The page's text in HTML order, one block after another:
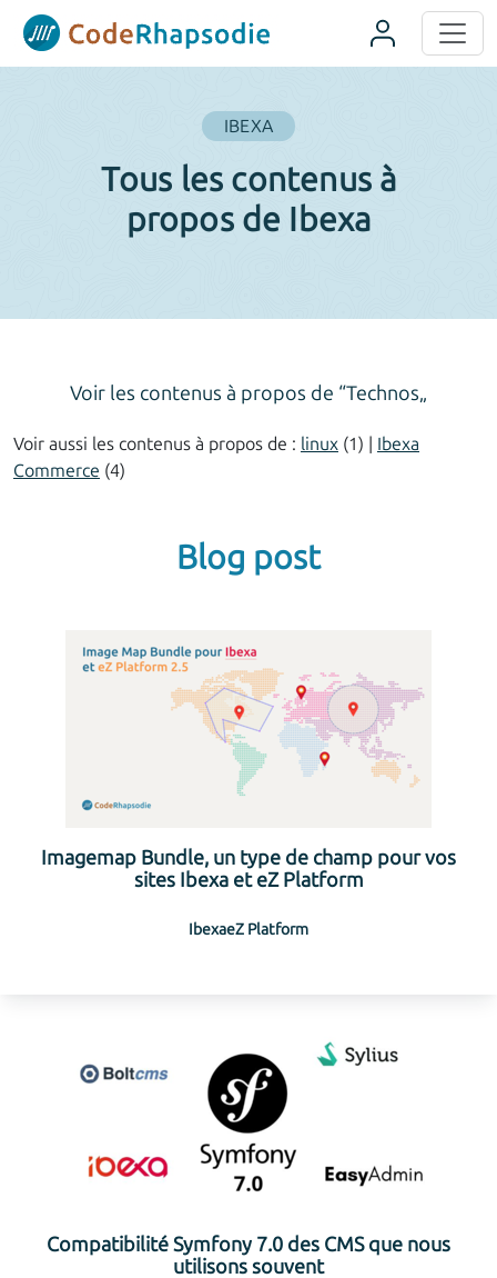
IBEXA
Tous les contenus à
propos de Ibexa
Voir les contenus à propos de “Technos„
Voir aussi les contenus à propos de : linux (1) | Ibexa
Commerce (4)
Blog post
Imagemap Bundle, un type de champ pour vos
sites Ibexa et eZ Platform
IbexaeZ Platform
Compatibilité Symfony 7.0 des CMS que nous
utilisons souvent
Panneau de gestion des cookies